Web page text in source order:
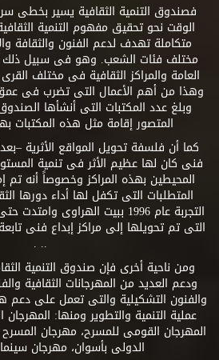
فصندوق التنمية الثقافية يسير
الوقت نحو تحقيق مفهوم التنمية
متكاملة تهدف لدعم الفنون والثقافة
مختلف فئات الشعب. وهو فى سبيل ذلك
العامة والمراكز الثقافية فى مختلف
وهذا من أهم الأعمال التى تضرب فى عمق
وبلغ عدد المكتبات التى أنشأها
المتصور إقامة مثل هذه المكتبات بها
كما أن فلسفة تحويل المواقع الأثرية
فنى كان لها عظيم الأثر فى تنمية
المحيطين بهذه المراكز وخصوصاً أنه تم
المتطلبات التى تكفل لها أداء دورها
التجربة عام 1996 ببيت الهراوى
.. .
ومن ناحية أخرى فإن صندوق التنمية
ودعم العديد من المهرجانات الثقافية
والفنون التشكيلية والتى تعمل على دعم
عملية التنمية والتطوير ومنها:
المهرجان القومى للمسرح، مهرجان المسرح
الدولى بأسوان، مهرجان